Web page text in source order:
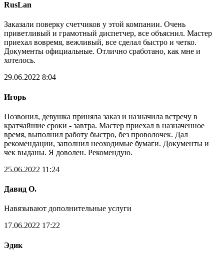
RusLan
Заказали поверку счетчиков у этой компании. Очень
приветливый и грамотный диспетчер, все объяснил. Мастер
приехал вовремя, вежливый, все сделал быстро и четко.
Документы официальные. Отлично сработано, как мне и
хотелось.
29.06.2022 8:04
Игорь
Позвонил, девушка приняла заказ и назначила встречу в
кратчайшие сроки - завтра. Мастер приехал в назначенное
время, выполнил работу быстро, без проволочек. Дал
рекомендации, заполнил неоходимые бумаги. Документы и
чек выданы. Я доволен. Рекомендую.
25.06.2022 11:24
Давид О.
Навязывают дополнительные услуги
17.06.2022 17:22
Эдик